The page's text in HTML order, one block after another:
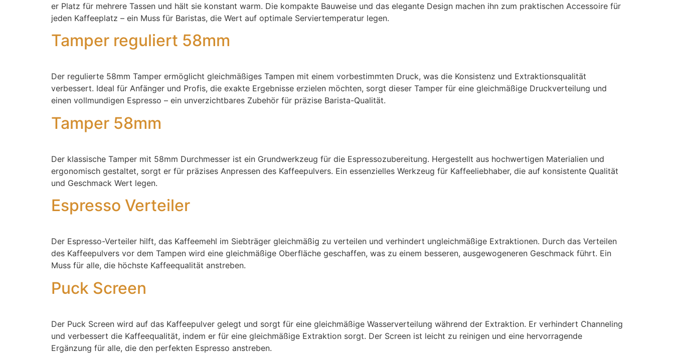
er Platz für mehrere Tassen und hält sie konstant warm. Die kompakte Bauweise und das elegante Design machen ihn zum praktischen Accessoire für
jeden Kaffeeplatz – ein Muss für Baristas, die Wert auf optimale Serviertemperatur legen.
Tamper reguliert 58mm
Der regulierte 58mm Tamper ermöglicht gleichmäßiges Tampen mit einem vorbestimmten Druck, was die Konsistenz und Extraktionsqualität
verbessert. Ideal für Anfänger und Profis, die exakte Ergebnisse erzielen möchten, sorgt dieser Tamper für eine gleichmäßige Druckverteilung und
einen vollmundigen Espresso – ein unverzichtbares Zubehör für präzise Barista-Qualität.
Tamper 58mm
Der klassische Tamper mit 58mm Durchmesser ist ein Grundwerkzeug für die Espressozubereitung. Hergestellt aus hochwertigen Materialien und
ergonomisch gestaltet, sorgt er für präzises Anpressen des Kaffeepulvers. Ein essenzielles Werkzeug für Kaffeeliebhaber, die auf konsistente Qualität
und Geschmack Wert legen.
Espresso Verteiler
Der Espresso-Verteiler hilft, das Kaffeemehl im Siebträger gleichmäßig zu verteilen und verhindert ungleichmäßige Extraktionen. Durch das Verteilen
des Kaffeepulvers vor dem Tampen wird eine gleichmäßige Oberfläche geschaffen, was zu einem besseren, ausgewogeneren Geschmack führt. Ein
Muss für alle, die höchste Kaffeequalität anstreben.
Puck Screen
Der Puck Screen wird auf das Kaffeepulver gelegt und sorgt für eine gleichmäßige Wasserverteilung während der Extraktion. Er verhindert Channeling
und verbessert die Kaffeequalität, indem er für eine gleichmäßige Extraktion sorgt. Der Screen ist leicht zu reinigen und eine hervorragende
Ergänzung für alle, die den perfekten Espresso anstreben.